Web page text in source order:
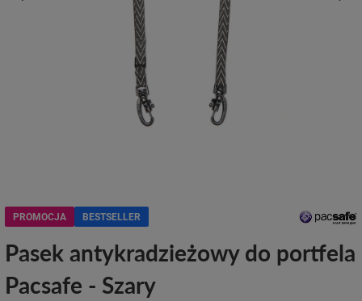
PROMOCJA BESTSELLER
Pasek antykradzieżowy do portfela
Pacsafe - Szary